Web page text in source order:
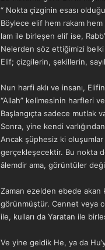
“ Nokta çizginin esası
Böylece elif hem rakam
lam ile birleşen elif ise,
Nelerden söz ettiğimizi belki
Elif; çizgilerin, şekillerin,
Nun harfi aklı ve insanı,
“Allah” kelimesinin harfleri ve
Başlangıçta sadece mutlak
Sonra, yine kendi
Ancak şüphesiz ki
gerçekleşecektir. Bu nokta
âlemdir ama, görüntüler
Zaman ezelden ebede akan
görünmüştür. Cennet veya
ile, kulları da Yaratan ile
Ve yine geldik He, ya da